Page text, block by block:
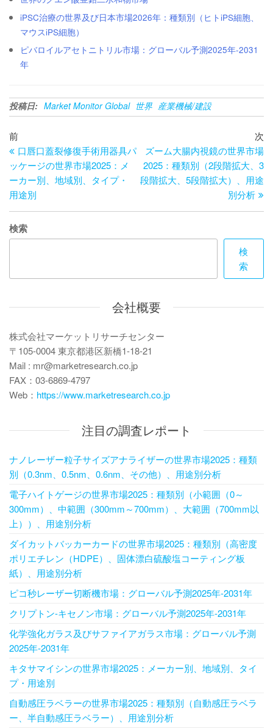
iPSC治療の世界及び日本市場2026年：種類別（ヒトiPS細胞、
マウスiPS細胞）
ピバロイルアセトニトリル市場：グローバル予測2025年-2031
年
投稿日: Market Monitor Global 世界 産業機械/建設
投
稿
ナ
ビ
ゲ
ー
ョ
過
去
の
投
稿
前
口唇口蓋裂修復手術用器具パ
ッケージの世界市場2025：メ
ーカー別、地域別、タイプ・
用途別
の
投
次
ズーム大腸内視鏡の世界市場
2025：種類別（2段階拡大、3
段階拡大、5段階拡大）、用途
別分析
検索
検
索
会社概要
株式会社マーケットリサーチセンター
〒105-0004 東京都港区新橋1-18-21
Mail : mr@marketresearch.co.jp
FAX：03-6869-4797
Web： https://www.marketresearch.co.jp
注目の調査レポート
ナノレーザー粒子サイズアナライザーの世界市場2025：種類
別（0.3nm、0.5nm、0.6nm、その他）、用途別分析
電子ハイトゲージの世界市場2025：種類別（小範囲（0～
300mm）、中範囲（300mm～700mm）、大範囲（700mm以
上））、用途別分析
ダイカットバッカーカードの世界市場2025：種類別（高密度
ポリエチレン（HDPE）、固体漂白硫酸塩コーティング板
紙）、用途別分析
ピコ秒レーザー切断機市場：グローバル予測2025年-2031年
クリプトン-キセノン市場：グローバル予測2025年-2031年
化学強化ガラス及びサファイアガラス市場：グローバル予測
2025年-2031年
キタサマイシンの世界市場2025：メーカー別、地域別、タイ
プ・用途別
自動感圧ラベラーの世界市場2025：種類別（自動感圧ラベラ
ー、半自動感圧ラベラー）、用途別分析